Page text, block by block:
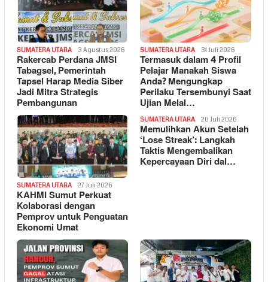
SUMATERA UTARA 3 Agustus 2026
Rakercab Perdana JMSI
Tabagsel, Pemerintah
Tapsel Harap Media Siber
Jadi Mitra Strategis
Pembangunan
SUMATERA UTARA 31 Juli 2026
Termasuk dalam 4 Profil
Pelajar Manakah Siswa
Anda? Mengungkap
Perilaku Tersembunyi Saat
Ujian Melal…
SUMATERA UTARA 27 Juli 2026
KAHMI Sumut Perkuat
Kolaborasi dengan
Pemprov untuk Penguatan
Ekonomi Umat
SUMATERA UTARA 20 Juli 2026
Memulihkan Akun Setelah
‘Lose Streak’: Langkah
Taktis Mengembalikan
Kepercayaan Diri dal…